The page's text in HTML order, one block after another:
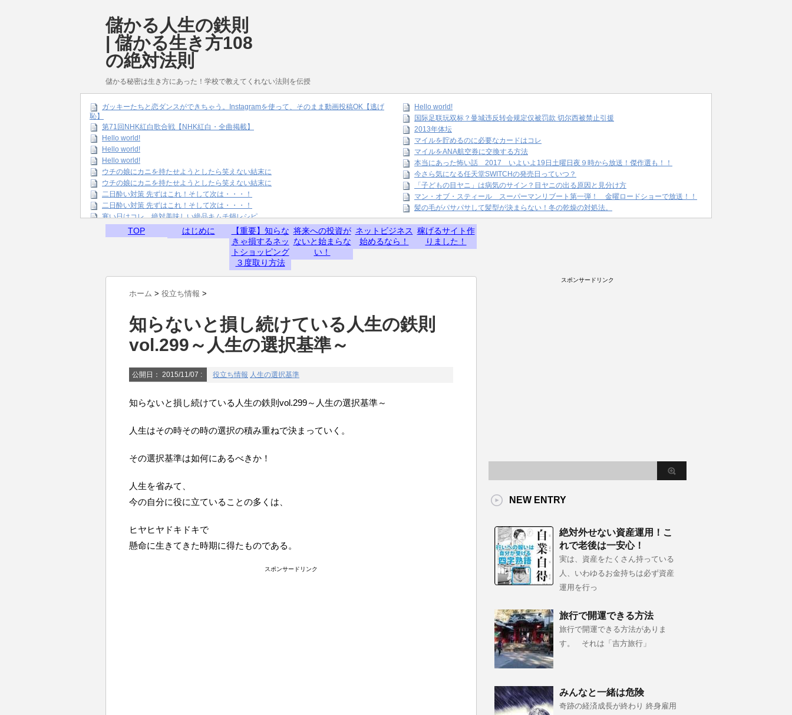
儲かる人生の鉄則
| 儲かる生き方108
の絶対法則
儲かる秘密は生き方にあった！学校で教えてくれない法則を伝授
ガッキーたちと恋ダンスができちゃう。Instagramを使って、そのまま動画投稿OK【逃げ
恥】
第71回NHK紅白歌合戦【NHK紅白・全曲掲載】
Hello world!
Hello world!
Hello world!
ウチの娘にカニを持たせようとしたら笑えない結末に
ウチの娘にカニを持たせようとしたら笑えない結末に
二日酔い対策 先ずはこれ！そして次は・・・！
二日酔い対策 先ずはこれ！そして次は・・・！
寒い日はコレ。絶対美味しい絶品キムチ鍋レシピ
Powered by livedoor 相互RSS
Hello world!
国际足联玩双标？曼城违反转会规定仅被罚款 切尔西被禁止引援
2013年体坛
マイルを貯めるのに必要なカードはコレ
マイルをANA航空券に交換する方法
本当にあった怖い話 2017 いよいよ19日土曜日夜９時から放送！傑作選も！！
今さら気になる任天堂SWITCHの発売日っていつ？
「子どもの目ヤニ」は病気のサイン？目ヤニの出る原因と見分け方
マン・オブ・スティール スーパーマンリブート第一弾！ 金曜ロードショーで放送！！
髪の毛がパサパサして髪型が決まらない！冬の乾燥の対処法。
TOP はじめに
【重要】知らな
きゃ損するネッ
トショッピング
３度取り方法
将来への投資が
ないと始まらな
い！
ネットビジネス
始めるなら！
稼げるサイト作
りました！
ホーム > 役立ち情報 >
知らないと損し続けている人生の鉄則
vol.299～人生の選択基準～
公開日： 2015/11/07 : 役立ち情報 人生の選択基準
知らないと損し続けている人生の鉄則vol.299～人生の選択基準～
人生はその時その時の選択の積み重ねで決まっていく。
その選択基準は如何にあるべきか！
人生を省みて、
今の自分に役に立ていることの多くは、
ヒヤヒヤドキドキで
懸命に生きてきた時期に得たものである。
スポンサードリンク
スポンサードリンク
NEW ENTRY
絶対外せない資産運用！こ
れで老後は一安心！
実は、資産をたくさん持っている
人、いわゆるお金持ちは必ず資産
運用を行っ
旅行で開運できる方法
旅行で開運できる方法がありま
す。 それは「吉方旅行」
みんなと一緒は危険
奇跡の経済成長が終わり 終身雇用